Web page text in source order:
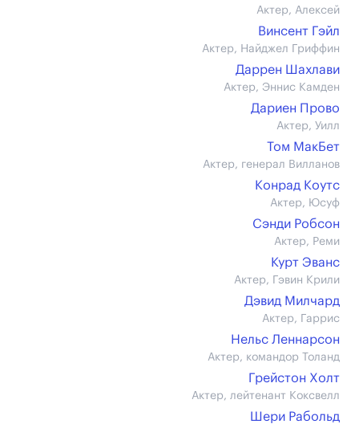
Актер, Алексей
Винсент Гэйл
Актер, Найджел Гриффин
Даррен Шахлави
Актер, Эннис Камден
Дариен Прово
Актер, Уилл
Том МакБет
Актер, генерал Вилланов
Конрад Коутс
Актер, Юсуф
Сэнди Робсон
Актер, Реми
Курт Эванс
Актер, Гэвин Крили
Дэвид Милчард
Актер, Гаррис
Нельс Леннарсон
Актер, командор Толанд
Грейстон Холт
Актер, лейтенант Коксвелл
Шери Рабольд